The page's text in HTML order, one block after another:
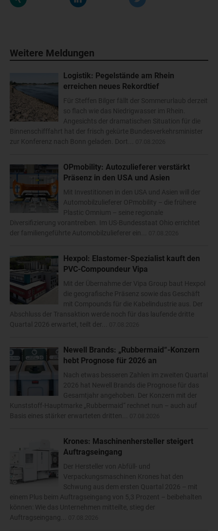
Weitere Meldungen
Logistik: Pegelstände am Rhein
erreichen neues Rekordtief
Für Steffen Bilger fällt der Sommerurlaub derzeit
so flach wie das Niedrigwasser im Rhein.
Angesichts der dramatischen Situation für die
Binnenschifffahrt hat der frisch gekürte Bundesverkehrsminister
zur Konferenz nach Bonn geladen. Dort...
OPmobility: Autozulieferer verstärkt
Präsenz in den USA und Asien
Mit Investitionen in den USA und Asien will der
Automobilzulieferer OPmobility – die frühere
Plastic Omnium – seine regionale
Diversifizierung vorantreiben. Im US-Bundesstaat Ohio errichtet
der familiengeführte Automobilzulieferer ein...
Hexpol: Elastomer-Spezialist kauft den
PVC-Compoundeur Vipa
Mit der Übernahme der Vipa Group baut Hexpol
die geografische Präsenz sowie das Geschäft
mit Compounds für die Kabelindustrie aus. Der
Abschluss der Transaktion werde noch für das laufende dritte
Quartal 2026 erwartet, teilt der...
Newell Brands: „Rubbermaid“-Konzern
hebt Prognose für 2026 an
Nach etwas besseren Zahlen im zweiten Quartal
2026 hat Newell Brands die Prognose für das
Gesamtjahr angehoben. Der Konzern mit der
Kunststoff-Hauptmarke „Rubbermaid“ rechnet nun – auch auf
Basis eines stärker erwarteten dritten...
Krones: Maschinenhersteller steigert
Auftragseingang
Der Hersteller von Abfüll- und
Verpackungsmaschinen Krones hat den
Schwung aus dem ersten Quartal 2026 – mit
einem Plus beim Auftragseingang von 5,3 Prozent – beibehalten
können: Wie das Unternehmen mitteilte, stieg der
Auftragseingang...